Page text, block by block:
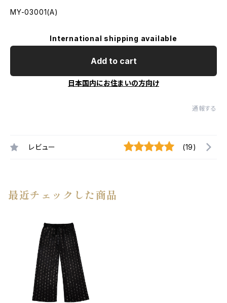
MY-03001(A)
International shipping available
Add to cart
日本国内にお住まいの方向け
通報する
レビュー (19)
最近チェックした商品